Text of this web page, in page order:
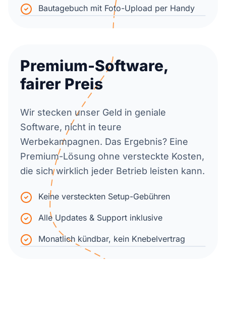
Bautagebuch mit Foto-Upload per Handy
Premium-Software,
fairer Preis
Wir stecken unser Geld in geniale
Software, nicht in teure
Werbekampagnen. Das Ergebnis? Eine
Premium-Lösung ohne versteckte Kosten,
die sich wirklich jeder Betrieb leisten kann.
Keine versteckten Setup-Gebühren
Alle Updates & Support inklusive
Monatlich kündbar, kein Knebelvertrag